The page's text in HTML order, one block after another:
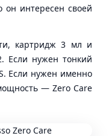
он интересен своей
картридж 3 мл и
Если нужен тонкий
Если нужен именно
— Zero Care